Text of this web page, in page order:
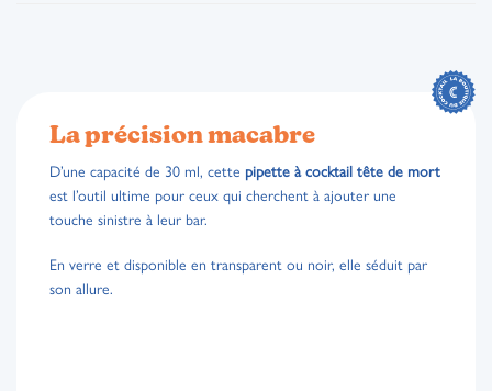
La précision macabre
D’une capacité de 30 ml, cette pipette à cocktail tête de mort
est l’outil ultime pour ceux qui cherchent à ajouter une
touche sinistre à leur bar.
En verre et disponible en transparent ou noir, elle séduit par
son allure.